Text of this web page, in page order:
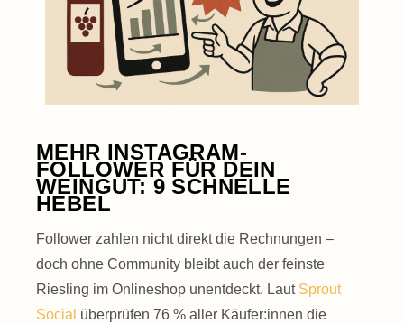
MEHR INSTAGRAM-
FOLLOWER FÜR DEIN
WEINGUT: 9 SCHNELLE
HEBEL
Follower zahlen nicht direkt die Rechnungen –
doch ohne Community bleibt auch der feinste
Riesling im Onlineshop unentdeckt. Laut Sprout
Social überprüfen 76 % aller Käufer:innen die